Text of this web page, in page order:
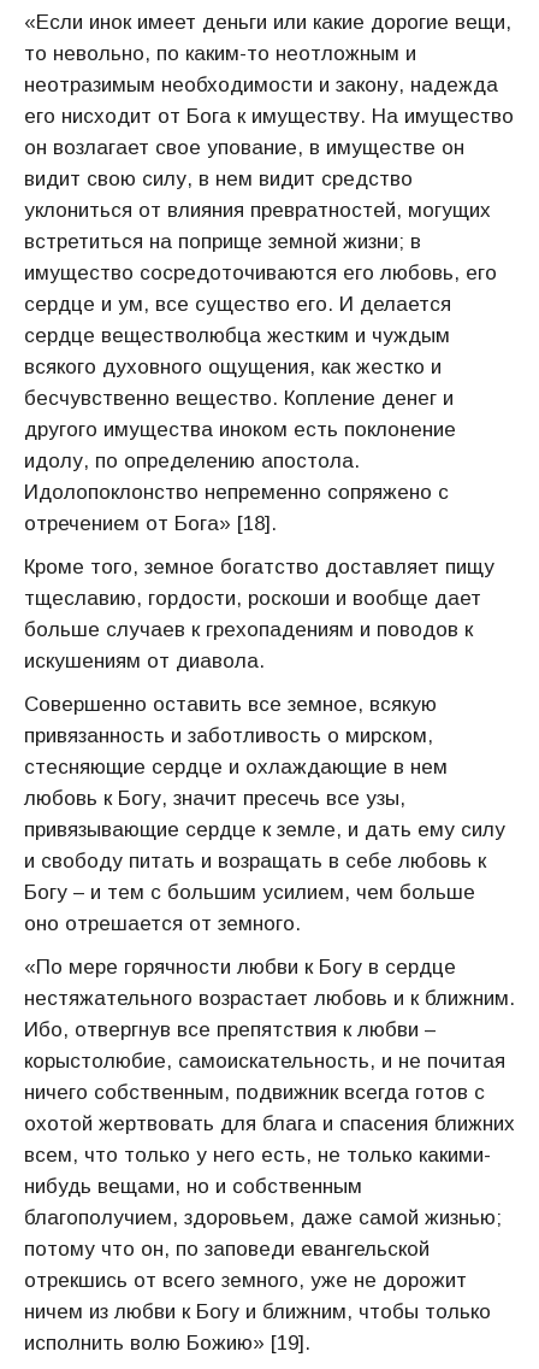
«Если инок имеет деньги или какие дорогие вещи,
то невольно, по каким-то неотложным и
неотразимым необходимости и закону, надежда
его нисходит от Бога к имуществу. На имущество
он возлагает свое упование, в имуществе он
видит свою силу, в нем видит средство
уклониться от влияния превратностей, могущих
встретиться на поприще земной жизни; в
имущество сосредоточиваются его любовь, его
сердце и ум, все существо его. И делается
сердце веществолюбца жестким и чуждым
всякого духовного ощущения, как жестко и
бесчувственно вещество. Копление денег и
другого имущества иноком есть поклонение
идолу, по определению апостола.
Идолопоклонство непременно сопряжено с
отречением от Бога» [18].
Кроме того, земное богатство доставляет пищу
тщеславию, гордости, роскоши и вообще дает
больше случаев к грехопадениям и поводов к
искушениям от диавола.
Совершенно оставить все земное, всякую
привязанность и заботливость о мирском,
стесняющие сердце и охлаждающие в нем
любовь к Богу, значит пресечь все узы,
привязывающие сердце к земле, и дать ему силу
и свободу питать и возращать в себе любовь к
Богу – и тем с большим усилием, чем больше
оно отрешается от земного.
«По мере горячности любви к Богу в сердце
нестяжательного возрастает любовь и к ближним.
Ибо, отвергнув все препятствия к любви –
корыстолюбие, самоискательность, и не почитая
ничего собственным, подвижник всегда готов с
охотой жертвовать для блага и спасения ближних
всем, что только у него есть, не только какими-
нибудь вещами, но и собственным
благополучием, здоровьем, даже самой жизнью;
потому что он, по заповеди евангельской
отрекшись от всего земного, уже не дорожит
ничем из любви к Богу и ближним, чтобы только
исполнить волю Божию» [19].